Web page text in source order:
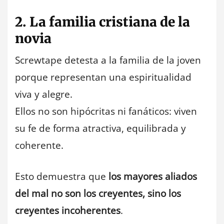
2. La familia cristiana de la
novia
Screwtape detesta a la familia de la joven
porque representan una espiritualidad
viva y alegre.
Ellos no son hipócritas ni fanáticos: viven
su fe de forma atractiva, equilibrada y
coherente.
Esto demuestra que los mayores aliados
del mal no son los creyentes, sino los
creyentes incoherentes.